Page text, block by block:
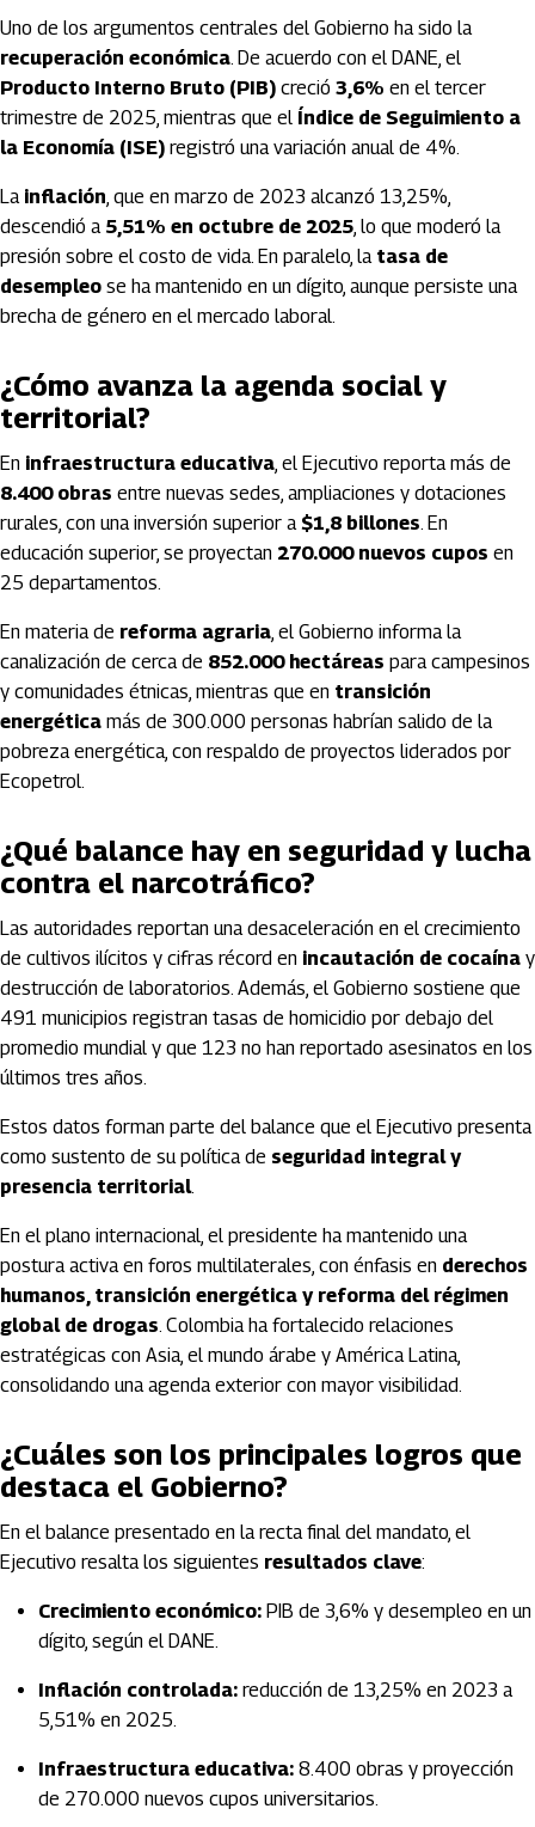
Uno de los argumentos centrales del Gobierno ha sido la
recuperación económica. De acuerdo con el DANE, el
Producto Interno Bruto (PIB) creció 3,6% en el tercer
trimestre de 2025, mientras que el Índice de Seguimiento a
la Economía (ISE) registró una variación anual de 4%.
La inflación, que en marzo de 2023 alcanzó 13,25%,
descendió a 5,51% en octubre de 2025, lo que moderó la
presión sobre el costo de vida. En paralelo, la tasa de
desempleo se ha mantenido en un dígito, aunque persiste una
brecha de género en el mercado laboral.
¿Cómo avanza la agenda social y
territorial?
En infraestructura educativa, el Ejecutivo reporta más de
8.400 obras entre nuevas sedes, ampliaciones y dotaciones
rurales, con una inversión superior a$1,8 billones. En
educación superior, se proyectan 270.000 nuevos cupos en
25 departamentos.
En materia de reforma agraria, el Gobierno informa la
canalización de cerca de 852.000 hectáreas para campesinos
y comunidades étnicas, mientras que en transición
energética más de 300.000 personas habrían salido de la
pobreza energética, con respaldo de proyectos liderados por
Ecopetrol.
¿Qué balance hay en seguridad y lucha
contra el narcotráfico?
Las autoridades reportan una desaceleración en el crecimiento
de cultivos ilícitos y cifras récord en incautación de cocaína y
destrucción de laboratorios. Además, el Gobierno sostiene que
491 municipios registran tasas de homicidio por debajo del
promedio mundial y que 123 no han reportado asesinatos en los
últimos tres años.
Estos datos forman parte del balance que el Ejecutivo presenta
como sustento de su política de seguridad integral y
presencia territorial.
En el plano internacional, el presidente ha mantenido una
postura activa en foros multilaterales, con énfasis en derechos
humanos, transición energética y reforma del régimen
global de drogas. Colombia ha fortalecido relaciones
estratégicas con Asia, el mundo árabe y América Latina,
consolidando una agenda exterior con mayor visibilidad.
¿Cuáles son los principales logros que
destaca el Gobierno?
En el balance presentado en la recta final del mandato, el
Ejecutivo resalta los siguientes resultados clave:
Crecimiento económico: PIB de 3,6% y desempleo en un
dígito, según el DANE.
Inflación controlada: reducción de 13,25% en 2023 a
5,51% en 2025.
Infraestructura educativa: 8.400 obras y proyección
de 270.000 nuevos cupos universitarios.